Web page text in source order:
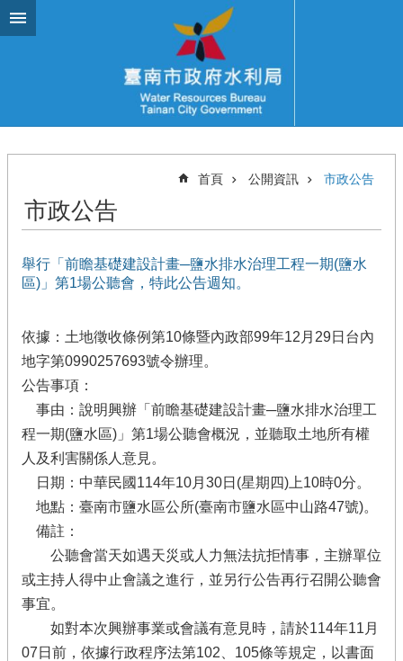
跳到主要內容區塊
首頁 公開資訊 市政公告
市政公告
舉行「前瞻基礎建設計畫─鹽水排水治理工程一期(鹽水
區)」第1場公聽會，特此公告週知。
依據：土地徵收條例第10條暨內政部99年12月29日台內
地字第0990257693號令辦理。
公告事項：
事由：說明興辦「前瞻基礎建設計畫─鹽水排水治理工
程一期(鹽水區)」第1場公聽會概況，並聽取土地所有權
人及利害關係人意見。
日期：中華民國114年10月30日(星期四)上10時0分。
地點：臺南市鹽水區公所(臺南市鹽水區中山路47號)。
備註：
公聽會當天如遇天災或人力無法抗拒情事，主辦單位
或主持人得中止會議之進行，並另行公告再行召開公聽會
事宜。
如對本次興辦事業或會議有意見時，請於114年11月
07日前，依據行政程序法第102、105條等規定，以書面